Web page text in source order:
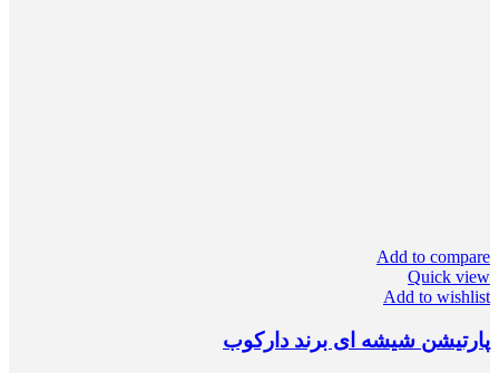
Add to compare
Quick view
Add to wishlist
پارتیشن شیشه ای برند دارکوب